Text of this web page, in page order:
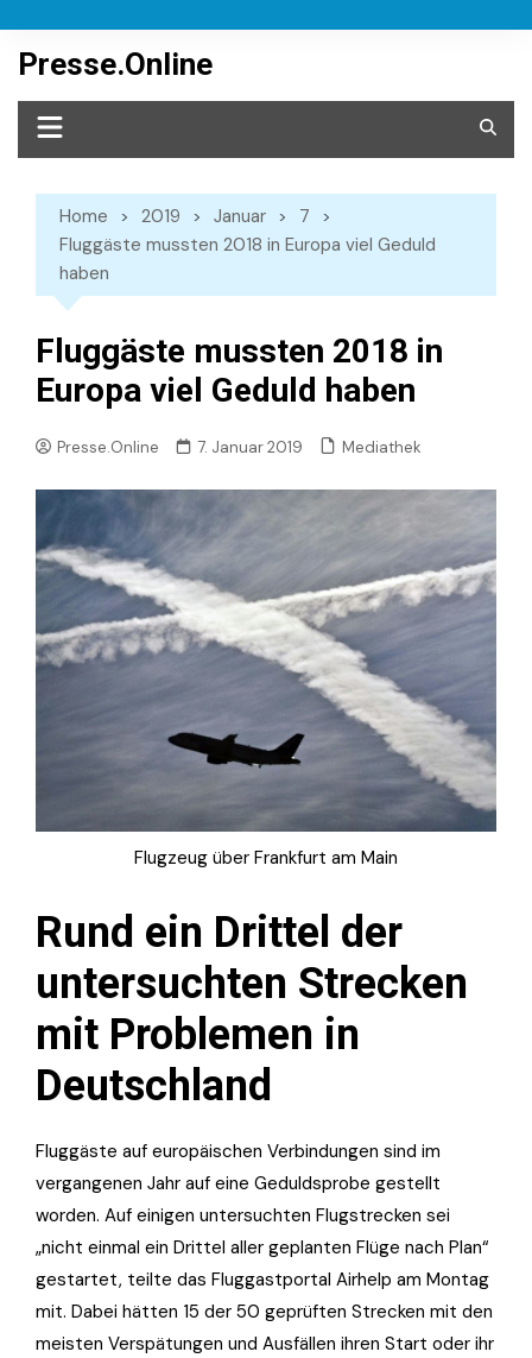
content
Presse.Online
Home 2019 Januar
7
Fluggäste mussten 2018 in Europa viel Geduld
haben
Fluggäste mussten 2018 in
Europa viel Geduld haben
Presse.Online 7. Januar 2019 Mediathek
Flugzeug über Frankfurt am Main
Rund ein Drittel der
untersuchten Strecken
mit Problemen in
Deutschland
Fluggäste auf europäischen Verbindungen sind im
vergangenen Jahr auf eine Geduldsprobe gestellt
worden. Auf einigen untersuchten Flugstrecken sei
„nicht einmal ein Drittel aller geplanten Flüge nach Plan“
gestartet, teilte das Fluggastportal Airhelp am Montag
mit. Dabei hätten 15 der 50 geprüften Strecken mit den
meisten Verspätungen und Ausfällen ihren Start oder ihr